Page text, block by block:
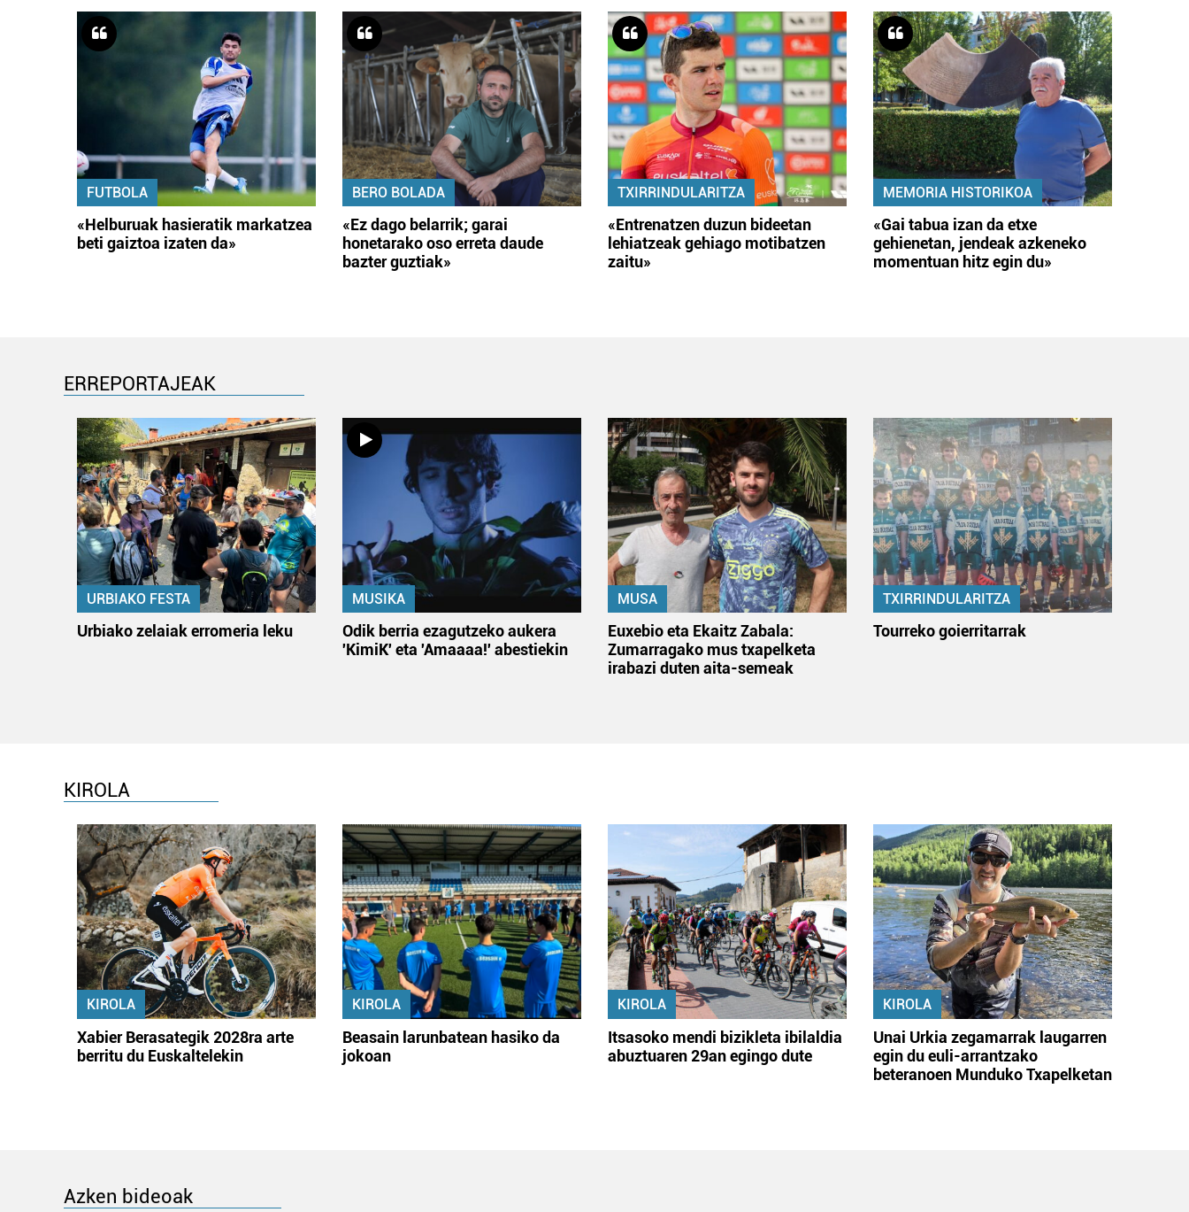
FUTBOLA
«Helburuak hasieratik markatzea
beti gaiztoa izaten da»
BERO BOLADA
«Ez dago belarrik; garai
honetarako oso erreta daude
bazter guztiak»
TXIRRINDULARITZA
«Entrenatzen duzun bideetan
lehiatzeak gehiago motibatzen
zaitu»
MEMORIA HISTORIKOA
«Gai tabua izan da etxe
gehienetan, jendeak azkeneko
momentuan hitz egin du»
ERREPORTAJEAK
URBIAKO FESTA
Urbiako zelaiak erromeria leku
MUSIKA
Odik berria ezagutzeko aukera
'KimiK' eta 'Amaaaa!' abestiekin
MUSA
Euxebio eta Ekaitz Zabala:
Zumarragako mus txapelketa
irabazi duten aita-semeak
TXIRRINDULARITZA
Tourreko goierritarrak
KIROLA
KIROLA
Xabier Berasategik 2028ra arte
berritu du Euskaltelekin
KIROLA
Beasain larunbatean hasiko da
jokoan
KIROLA
Itsasoko mendi bizikleta ibilaldia
abuztuaren 29an egingo dute
KIROLA
Unai Urkia zegamarrak laugarren
egin du euli-arrantzako
beteranoen Munduko Txapelketan
Azken bideoak